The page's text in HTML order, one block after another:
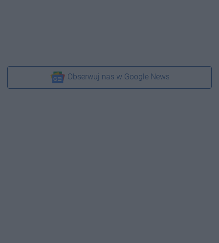
Obserwuj nas w Google News